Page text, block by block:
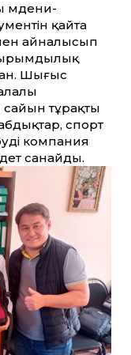
мәдени-
қайта
айналысып
Шығыс
тұрақты
спорт
компания
санайды.